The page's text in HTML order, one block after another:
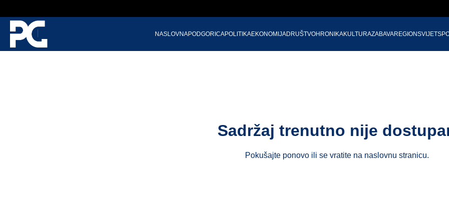
NASLOVNAPODGORICAPOLITIKAEKONOMIJADRUŠTVOHRONIKAKULTURAZABAVAREGIONSVIJET
Sadržaj trenutno nije
Pokušajte ponovo ili se vratite na naslovnu stranicu.